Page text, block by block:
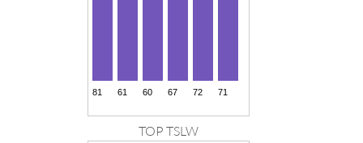
TOP TSLW